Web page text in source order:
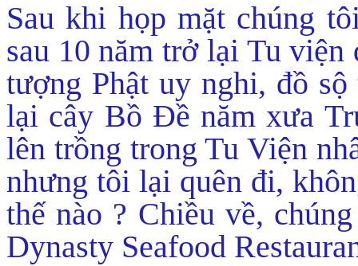
Sau khi họp mặt chúng
sau 10 năm trở lại Tu
tượng Phật uy nghi, đồ
lại cây Bồ Đề năm xưa
lên trồng trong Tu Viện
nhưng tôi lại quên đi,
thế nào ? Chiều về,
Dynasty Seafood